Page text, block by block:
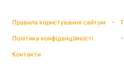
Правила користування сайтом
Політика конфіденційності
Контакти